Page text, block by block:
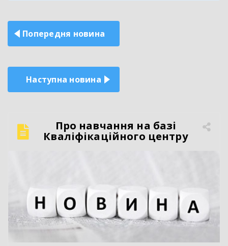
Навігація
записів
Попередня новина
Наступна новина
Про навчання на базі
Кваліфікаційного центру